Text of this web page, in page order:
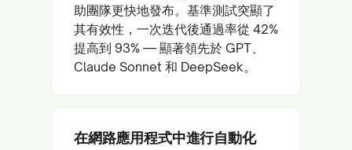
助團隊更快地發布。基準測試突顯了
其有效性，一次迭代後通過率從 42%
提高到 93% — 顯著領先於 GPT、
Claude Sonnet 和 DeepSeek。
在網路應用程式中進行自動化